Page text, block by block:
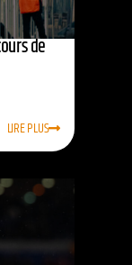
de
LIRE PLUS